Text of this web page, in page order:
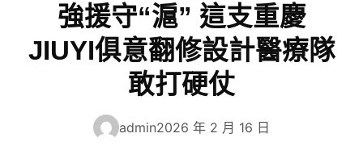
強援守“滬” 這支重慶
JIUYI俱意翻修設計醫療隊
敢打硬仗
admin2026 年 2 月 16 日